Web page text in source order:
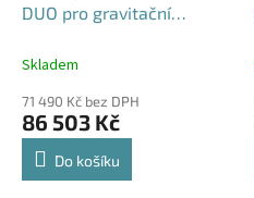
DUO pro gravitační
nádrž 2m3
Skladem
71 490 Kč bez DPH
86 503 Kč
Do košíku